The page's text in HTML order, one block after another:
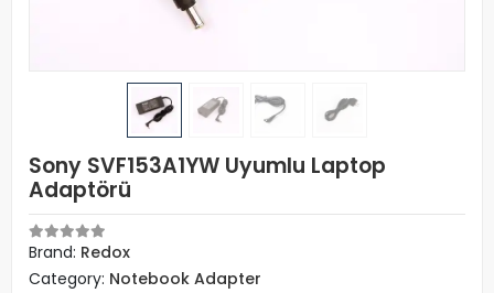
Sony SVF153A1YW Uyumlu Laptop
Adaptörü
Brand: Redox
Category: Notebook Adapter